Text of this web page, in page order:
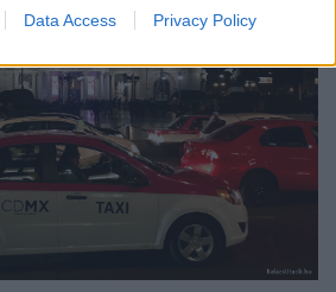
Data Access Privacy Policy